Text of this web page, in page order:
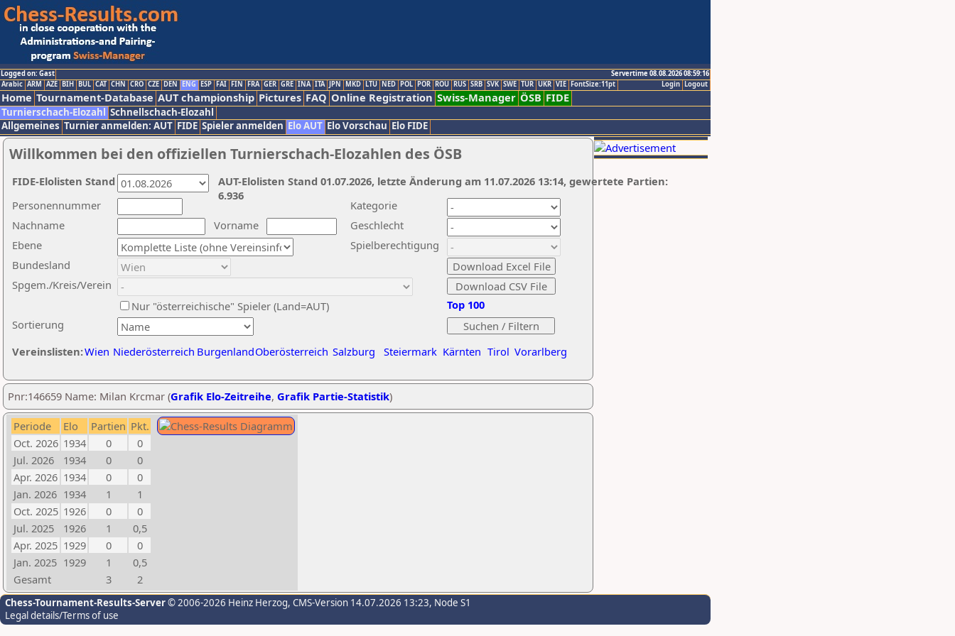
Logged on: Gast
Servertime 08.08.2026 08:59:16
Logout
Login
Arabic ARM AZE BIH BUL CAT CHN CRO CZE DEN ENG ESP FAI FIN FRA GER GRE INA ITA JPN MKD LTU NED POL POR ROU RUS SRB SVK SWE TUR UKR VIE FontSize:11pt
Home Tournament-Database AUT championship Pictures FAQ Online Registration Swiss-Manager ÖSB FIDE
Turnierschach-Elozahl Schnellschach-Elozahl
Allgemeines Turnier anmelden: AUT FIDE Spieler anmelden Elo AUT Elo Vorschau Elo FIDE
Willkommen bei den offiziellen Turnierschach-Elozahlen des ÖSB
Nachname
Vorname
Ebene
Kategorie
Sortierung
Personennummer
Bundesland
Spgem./Kreis/Verein
Geschlecht
Nur "österreichische" Spieler (Land=AUT)
Spielberechtigung
Vereinslisten:Wien Niederösterreich BurgenlandOberösterreich Salzburg Steiermark Kärnten Tirol Vorarlberg
Top 100
AUT-Elolisten Stand 01.07.2026, letzte Änderung am 11.07.2026 13:14, gewertete Partien:
6.936
FIDE-Elolisten Stand
Pnr:146659 Name: Milan Krcmar (Grafik Elo-Zeitreihe, Grafik Partie-Statistik)
Periode Elo Partien Pkt.
Oct. 2026 1934 0
0
Jul. 2026
1934 0
0
Apr. 2026 1934 0
0
Jan. 2026 1934 1
1
Oct. 2025 1926 0
0
Jul. 2025
1926 1
0,5
Apr. 2025 1929 0
0
Jan. 2025 1929 1
0,5
Gesamt
3 2
Chess-Tournament-Results-Server© 2006-2026 Heinz Herzog, CMS-Version 14.07.2026 13:23, Node S1
Legal details/Terms of use